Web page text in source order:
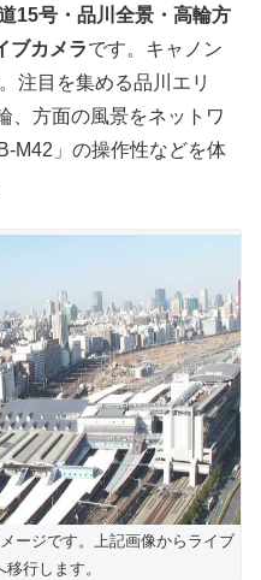
15号・品川全景・高輪方
ブカメラです。キャノン
注目を集める品川エリ
、方面の風景をネットワ
M42」の操作性などを体
ージです。上記画像からライブ
行します。